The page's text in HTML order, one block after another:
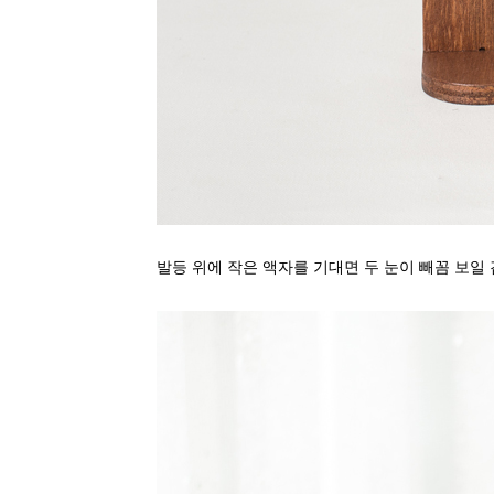
발등 위에 작은 액자를 기대면 두 눈이 빼꼼 보일